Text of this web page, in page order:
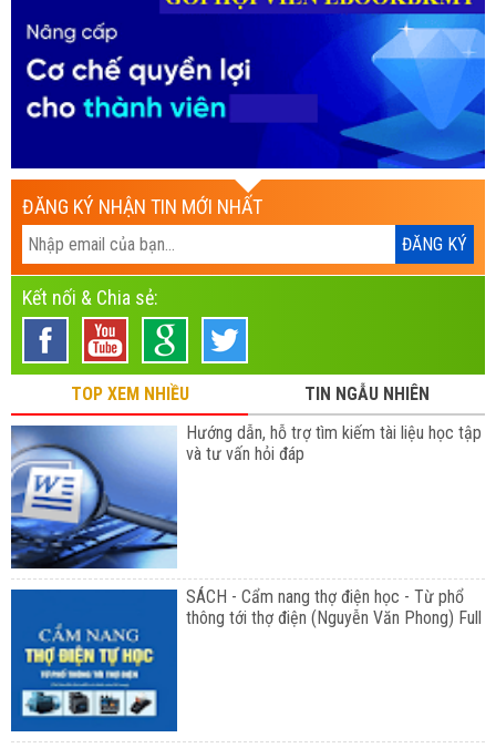
ĐĂNG KÝ NHẬN TIN MỚI NHẤT
Kết nối & Chia sẻ:
TOP XEM NHIỀU
TIN NGẪU NHIÊN
Hướng dẫn, hỗ trợ tìm kiếm tài liệu học tập
và tư vấn hỏi đáp
SÁCH - Cẩm nang thợ điện học - Từ phổ
thông tới thợ điện (Nguyễn Văn Phong) Full